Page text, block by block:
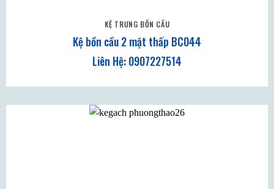
KỆ TRƯNG BỒN CẦU
Kệ bồn cầu 2 mặt thấp BC044